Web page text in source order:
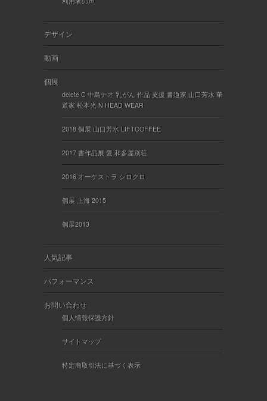
デザイン
動画
個展
delete C 中島ナオ 乳がん 作品 支援 書道家 山口芳水 華
道家 松本光 N HEAD WEAR
2018 個展 山口芳水 LIFTCOFFEE
2017 書作品展 愛 和多屋別荘
2016 オーケストラ シロクロ
個展 上海 2015
個展2013
人気記事
パフォーマンス
お問い合わせ
個人情報保護方針
サイトマップ
特定商取引法に基づく表示